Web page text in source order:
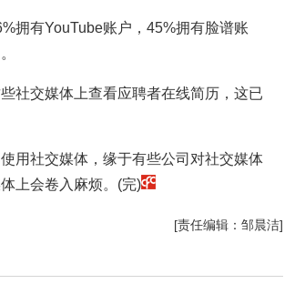
拥有YouTube账户，45%拥有脸谱账
社交媒体上查看应聘者在线简历，这已
用社交媒体，缘于有些公司对社交媒体
上会卷入麻烦。(完)
[责任编辑：邹晨洁]